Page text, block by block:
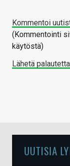
Kommentoi
(Kommentointi
käytöstä)
Lähetä
UUTISIA